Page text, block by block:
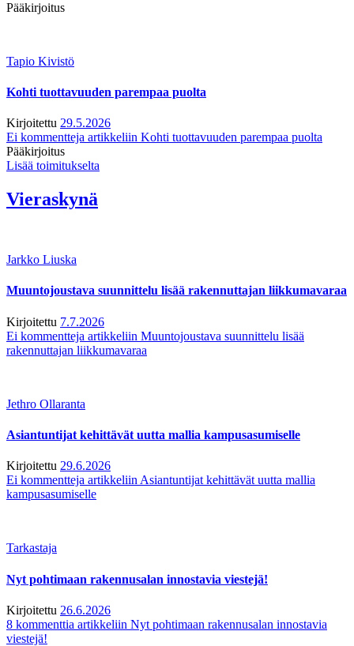
Pääkirjoitus
Tapio Kivistö
Kohti tuottavuuden parempaa puolta
Kirjoitettu 29.5.2026
Ei kommentteja artikkeliin Kohti tuottavuuden parempaa puolta
Pääkirjoitus
Lisää toimitukselta
Vieraskynä
Jarkko Liuska
Muuntojoustava suunnittelu lisää rakennuttajan liikkumavaraa
Kirjoitettu 7.7.2026
Ei kommentteja artikkeliin Muuntojoustava suunnittelu lisää
rakennuttajan liikkumavaraa
Jethro Ollaranta
Asiantuntijat kehittävät uutta mallia kampusasumiselle
Kirjoitettu 29.6.2026
Ei kommentteja artikkeliin Asiantuntijat kehittävät uutta mallia
kampusasumiselle
Tarkastaja
Nyt pohtimaan rakennusalan innostavia viestejä!
Kirjoitettu 26.6.2026
8 kommenttia artikkeliin Nyt pohtimaan rakennusalan innostavia
viestejä!